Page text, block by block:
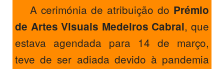
A cerimónia de atribuição do Prémio
de Artes Visuais Medeiros Cabral, que
estava agendada para 14 de março,
teve de ser adiada devido à pandemia